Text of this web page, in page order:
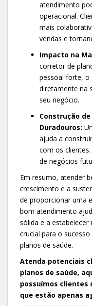
atendimento
operacional.
mais
vendas e
Impacto na
corretor de
pessoal forte, o
diretamente na
seu negócio.
Construção
Duradouros:
ajuda a
com os
de negócios
Em resumo, atender
crescimento e a
de proporcionar uma
bom atendimento
sólida e a estabelecer
crucial para o
planos de saúde.
Atenda potenciais
planos de saúde,
possuímos clientes
que estão apenas